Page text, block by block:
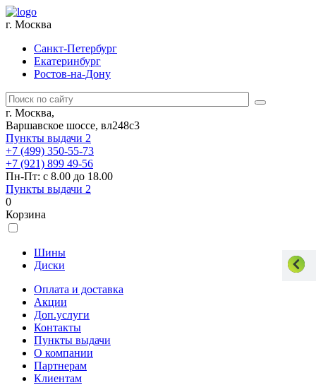
г. Москва
Санкт-Петербург
Екатеринбург
Ростов-на-Дону
г. Москва,
Варшавское шоссе, вл248с3
Пункты выдачи 2
+7 (499) 350-55-73
+7 (921) 899 49-56
Пн-Пт: с 8.00 до 18.00
Пункты выдачи 2
0
Корзина
Шины
Диски
Оплата и доставка
Акции
Доп.услуги
Контакты
Пункты выдачи
О компании
Партнерам
Клиентам